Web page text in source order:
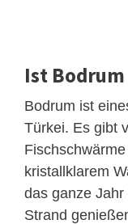
Ist
Bodrum ist
Türkei. Es gibt
kristallklarem
das ganze
Strand